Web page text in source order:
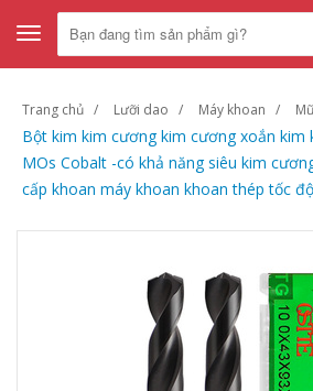
Toggle
navigation
Trang chủ Lưỡi dao Máy khoan
Bột kim kim cương kim cương xoắn kim
MOs Cobalt -có khả năng siêu kim
cấp khoan máy khoan khoan thép tốc